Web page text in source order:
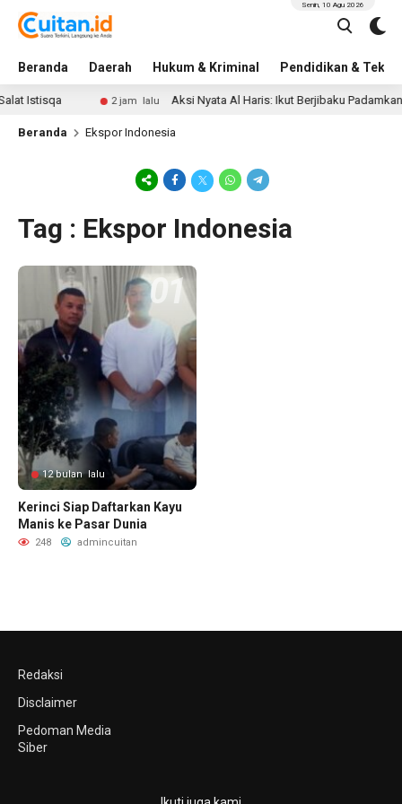
Beranda Daerah Hukum & Kriminal Pendidikan &
Senin, 10 Agu 2026
Istisqa 2 jam lalu Aksi Nyata Al Haris: Ikut Berjibaku
Beranda Ekspor Indonesia
Tag : Ekspor Indonesia
12 bulan lalu
Kerinci Siap Daftarkan Kayu
Manis ke Pasar Dunia
248 admincuitan
Redaksi
Disclaimer
Pedoman Media
Siber